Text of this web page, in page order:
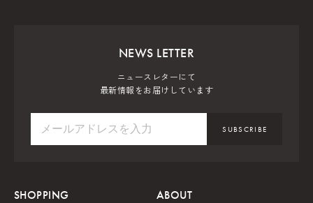
NEWS LETTER
ニュースレターにて
最新情報をお届けしています
SUBSCRIBE
SHOPPING
ABOUT